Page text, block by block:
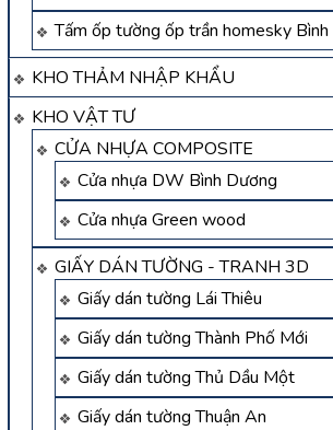
Tấm ốp tường ốp trần homesky
KHO THẢM NHẬP KHẨU
KHO VẬT TƯ
CỬA NHỰA COMPOSITE
Cửa nhựa DW Bình Dương
Cửa nhựa Green wood
GIẤY DÁN TƯỜNG - TRANH 3D
Giấy dán tường Lái Thiêu
Giấy dán tường Thành Phố Mới
Giấy dán tường Thủ Dầu Một
Giấy dán tường Thuận An